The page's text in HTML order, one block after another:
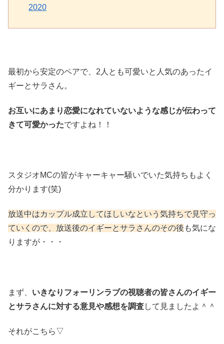
2020
最初から安定のペアで、2人とも可愛いと人気のあったイ
ギーとサラさん。
お互いにあまり恋愛になれていないような感じが伝わって
きて可愛かったですよね！！
スタジオMCの皆がキャーキャー騒いでいた気持ちもよく
分かります(笑)
放送中はカップル成立してほしいなという気持ちで見守っ
ていくので、放送後のイギーとサラさんのその後 も気にな
りますが・・・
まず、 いきなりフォーリンラブの視聴者の皆さんのイギー
とサラさんに対する意見や感想を調査して見ましたよ＾＾
それがこちら▽